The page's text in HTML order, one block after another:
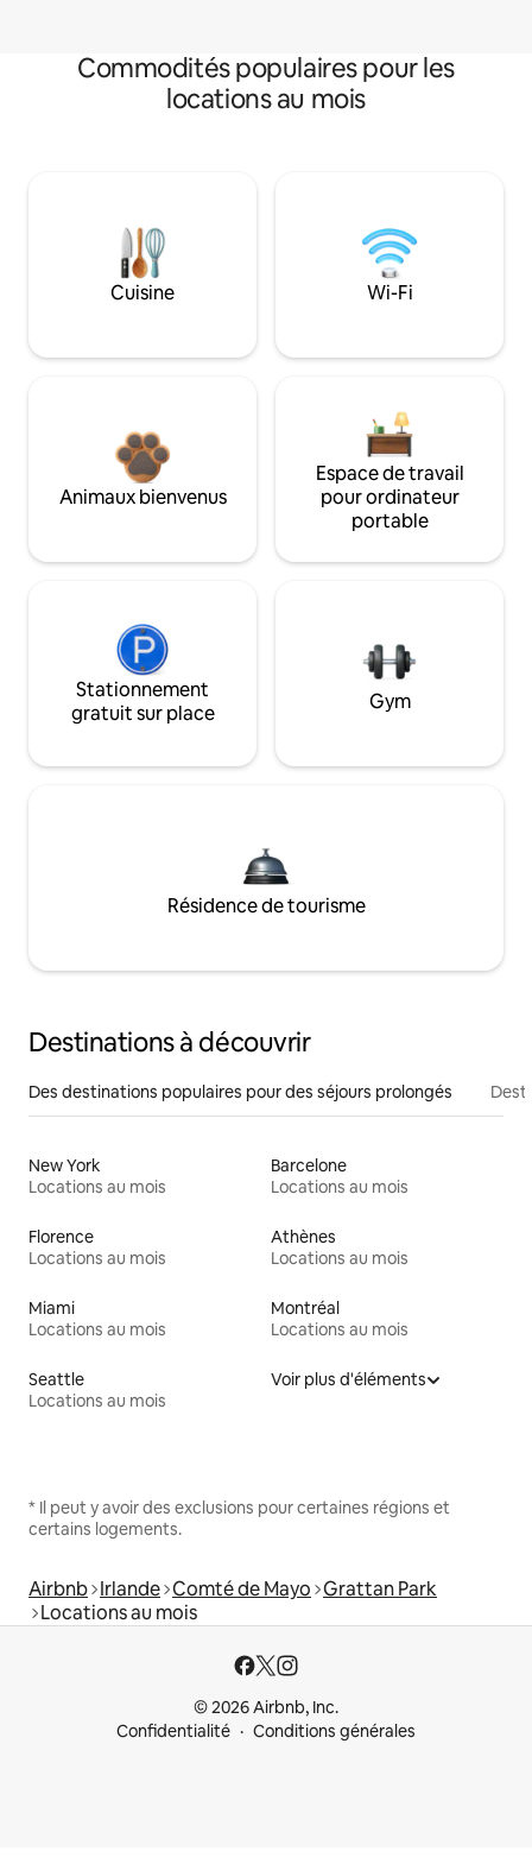
Commodités populaires pour les
locations au mois
Cuisine Wi-Fi
Animaux bienvenus
Espace de travail
pour ordinateur
portable
Stationnement
gratuit sur place
Gym
Résidence de tourisme
Destinations à découvrir
Des destinations populaires pour des séjours prolongés
New York
Locations au mois
Barcelone
Locations au mois
Florence
Locations au mois
Athènes
Locations au mois
Miami
Locations au mois
Montréal
Locations au mois
Seattle
Locations au mois
Voir plus d'éléments
* Il peut y avoir des exclusions pour certaines régions et
certains logements.
Airbnb Irlande Comté de Mayo Grattan Park
Locations au mois
© 2026 Airbnb, Inc.
Confidentialité
Conditions générales